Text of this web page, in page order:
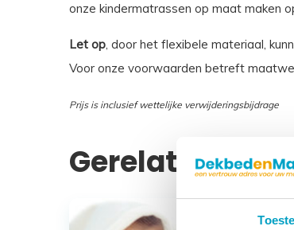
onze kindermatrassen op maat maken
Let op, door het flexibele materiaal,
Voor onze voorwaarden betreft
Prijs is inclusief wettelijke verwijderingsbijdrage
Gerelateerde